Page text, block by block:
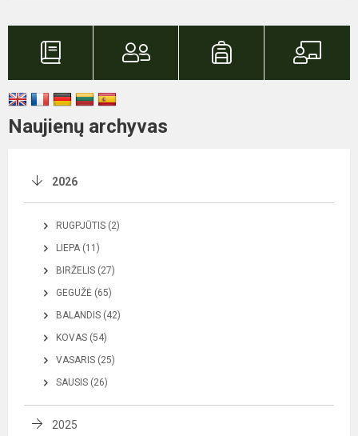
Naujienų archyvas
2026
RUGPJŪTIS (2)
LIEPA (11)
BIRŽELIS (27)
GEGUŽĖ (65)
BALANDIS (42)
KOVAS (54)
VASARIS (25)
SAUSIS (26)
2025